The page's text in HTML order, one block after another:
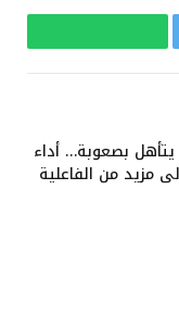
واتساب
يتأهل بصعوبة… أداء
مزيد من الفاعلية